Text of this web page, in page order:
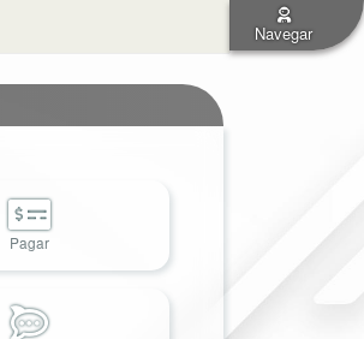
Navegar
Pagar